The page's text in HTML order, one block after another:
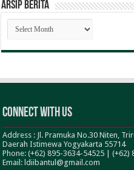
ARSIP BERITA
ARSIP
BERITA
Connect With Us
Address : Jl. Pramuka No.30 Niten,
Daerah Istimewa Yogyakarta 55714
Phone: (+62) 895-3634-54525 | (+62)
Email: ldiibantul@gmail.com